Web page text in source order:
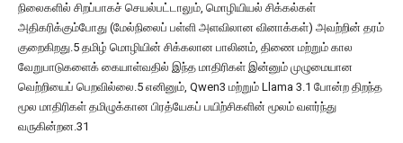
நிலைகளில் சிறப்பாகச் செயல்பட்டாலும், மொழியியல் சிக்கல்கள்
அதிகரிக்கும்போது (மேல்நிலைப் பள்ளி அளவிலான வினாக்கள்) அவற்றின் தரம்
குறைகிறது.5 தமிழ் மொழியின் சிக்கலான பாலினம், திணை மற்றும் கால
வேறுபாடுகளைக் கையாள்வதில் இந்த மாதிரிகள் இன்னும் முழுமையான
வெற்றியைப் பெறவில்லை.5 எனினும், Qwen3 மற்றும் Llama 3.1 போன்ற திறந்த
மூல மாதிரிகள் தமிழுக்கான பிரத்யேகப் பயிற்சிகளின் மூலம் வளர்ந்து
வருகின்றன.31